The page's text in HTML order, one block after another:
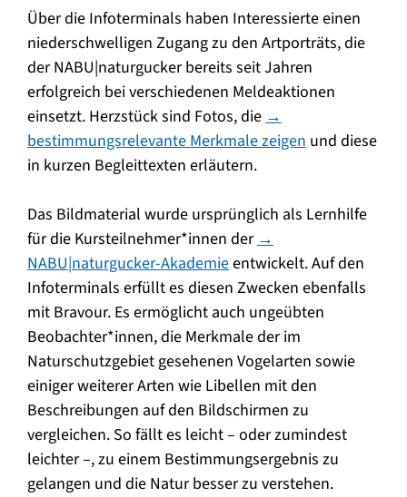
Über die Infoterminals haben Interessierte einen
niederschwelligen Zugang zu den Artporträts, die
der NABU|naturgucker bereits seit Jahren
erfolgreich bei verschiedenen Meldeaktionen
einsetzt. Herzstück sind Fotos, die→
bestimmungsrelevante Merkmale zeigen und diese
in kurzen Begleittexten erläutern.
Das Bildmaterial wurde ursprünglich als Lernhilfe
für die Kursteilnehmer*innen der→
NABU|naturgucker-Akademieentwickelt. Auf den
Infoterminals erfüllt es diesen Zwecken ebenfalls
mit Bravour. Es ermöglicht auch ungeübten
Beobachter*innen, die Merkmale der im
Naturschutzgebiet gesehenen Vogelarten sowie
einiger weiterer Arten wie Libellen mit den
Beschreibungen auf den Bildschirmen zu
vergleichen. So fällt es leicht – oder zumindest
leichter –, zu einem Bestimmungsergebnis zu
gelangen und die Natur besser zu verstehen.